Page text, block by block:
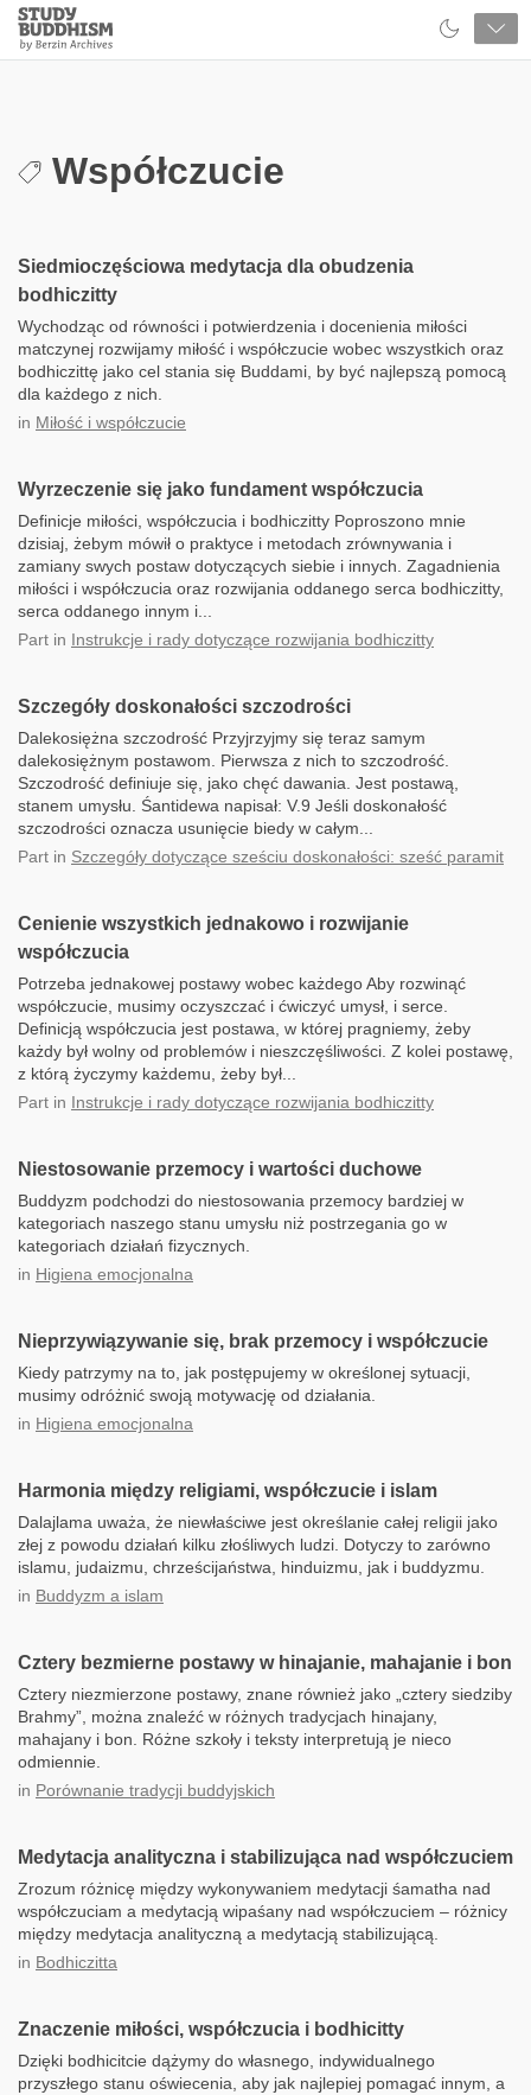
Close
Study
Buddhism
Współczucie
Siedmioczęściowa medytacja dla obudzenia
bodhiczitty
Wychodząc od równości i potwierdzenia i docenienia miłości
matczynej rozwijamy miłość i współczucie wobec wszystkich oraz
bodhiczittę jako cel stania się Buddami, by być najlepszą pomocą
dla każdego z nich.
in Miłość i współczucie
Wyrzeczenie się jako fundament współczucia
Definicje miłości, współczucia i bodhiczitty Poproszono mnie
dzisiaj, żebym mówił o praktyce i metodach zrównywania i
zamiany swych postaw dotyczących siebie i innych. Zagadnienia
miłości i współczucia oraz rozwijania oddanego serca bodhiczitty,
serca oddanego innym i...
Part in Instrukcje i rady dotyczące rozwijania bodhiczitty
Szczegóły doskonałości szczodrości
Dalekosiężna szczodrość Przyjrzyjmy się teraz samym
dalekosiężnym postawom. Pierwsza z nich to szczodrość.
Szczodrość definiuje się, jako chęć dawania. Jest postawą,
stanem umysłu. Śantidewa napisał: V.9 Jeśli doskonałość
szczodrości oznacza usunięcie biedy w całym...
Part in Szczegóły dotyczące sześciu doskonałości: sześć paramit
Cenienie wszystkich jednakowo i rozwijanie
współczucia
Potrzeba jednakowej postawy wobec każdego Aby rozwinąć
współczucie, musimy oczyszczać i ćwiczyć umysł, i serce.
Definicją współczucia jest postawa, w której pragniemy, żeby
każdy był wolny od problemów i nieszczęśliwości. Z kolei postawę,
z którą życzymy każdemu, żeby był...
Part in Instrukcje i rady dotyczące rozwijania bodhiczitty
Niestosowanie przemocy i wartości duchowe
Buddyzm podchodzi do niestosowania przemocy bardziej w
kategoriach naszego stanu umysłu niż postrzegania go w
kategoriach działań fizycznych.
in Higiena emocjonalna
Nieprzywiązywanie się, brak przemocy i współczucie
Kiedy patrzymy na to, jak postępujemy w określonej sytuacji,
musimy odróżnić swoją motywację od działania.
in Higiena emocjonalna
Harmonia między religiami, współczucie i islam
Dalajlama uważa, że niewłaściwe jest określanie całej religii jako
złej z powodu działań kilku złośliwych ludzi. Dotyczy to zarówno
islamu, judaizmu, chrześcijaństwa, hinduizmu, jak i buddyzmu.
in Buddyzm a islam
Cztery bezmierne postawy w hinajanie, mahajanie i bon
Cztery niezmierzone postawy, znane również jako „cztery siedziby
Brahmy”, można znaleźć w różnych tradycjach hinajany,
mahajany i bon. Różne szkoły i teksty interpretują je nieco
odmiennie.
in Porównanie tradycji buddyjskich
Medytacja analityczna i stabilizująca nad współczuciem
Zrozum różnicę między wykonywaniem medytacji śamatha nad
współczuciam a medytacją wipaśany nad współczuciem – różnicy
między medytacja analityczną a medytacją stabilizującą.
in Bodhiczitta
Znaczenie miłości, współczucia i bodhicitty
Dzięki bodhicitcie dążymy do własnego, indywidualnego
przyszłego stanu oświecenia, aby jak najlepiej pomagać innym, a